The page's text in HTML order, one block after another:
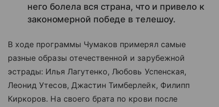
него болела вся страна, что и привело к
закономерной победе в телешоу.
В ходе программы Чумаков примерял самые
разные образы отечественной и зарубежной
эстрады: Илья Лагутенко, Любовь Успенская,
Леонид Утесов, Джастин Тимберлейк, Филипп
Киркоров. На своего брата по крови после